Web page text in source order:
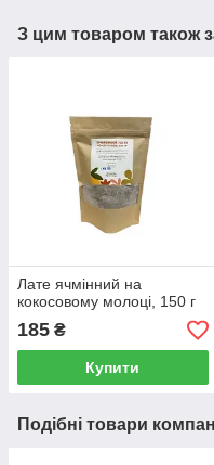
З цим товаром також
Лате ячмінний на
кокосовому молоці, 150 г
185 ₴
Купити
Подібні товари